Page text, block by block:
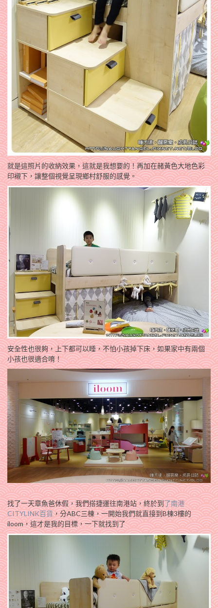
就是這照片的收納效果，這就是我想要的！再加在赭黃色大地色彩
印襯下，讓整個視覺呈現鄉村舒服的感覺。
安全性也很夠，上下都可以睡，不怕小孩掉下床，如果家中有兩個
小孩也很適合唷！
找了一天章魚爸休假，我們搭捷運往南港站，終於到了南港
CITYLINK百貨，分ABC三棟，一開始我們就直接到B棟3樓的
iloom，這才是我的目標，一下就找到了